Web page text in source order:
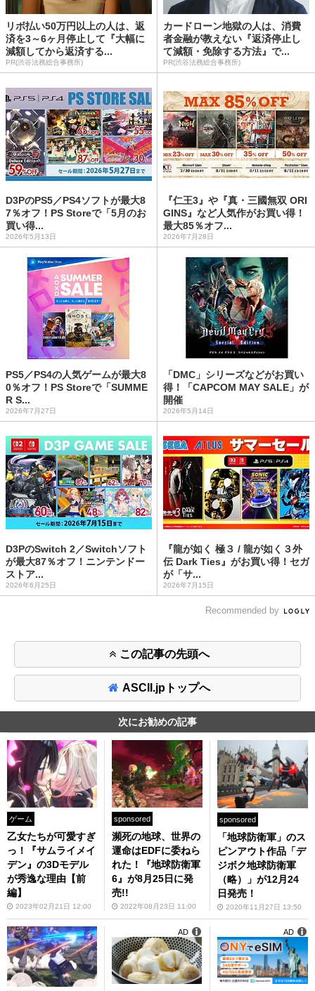
リボ払い50万円以上の人は、返
済を3～6ヶ月停止して『大幅に
減額してから返済する...
PR(渋谷法務総合事務所)
カードローン地獄の人は、消費
者金融が教えない『返済停止し
て減額・免除する方法』で...
PR(渋谷法務総合事務所)
D3PのPS5／PS4ソフトが最大8
7％オフ！PS Storeで「5月のお
買い得...
2026年5月13日
『仁王3』や『真・三國無双 ORI
GINS』など人気作がお買い得！
最大85％オフ...
2026年7月28日
PS5／PS4の人気ゲームが最大8
0％オフ！PS Storeで「SUMME
R S...
2026年7月27日
「DMC」シリーズなどがお買い
得！「CAPCOM MAY SALE」が
開催
2026年5月14日
D3PのSwitch 2／Switchソフト
が最大87％オフ！ニンテンドー
ストア...
2026年6月25日
『龍が如く 極３ / 龍が如く３外
伝 Dark Ties』がお買い得！セガ
が「サ...
2026年7月15日
Recommended by
この記事の先頭へ
ASCII.jpトップへ
次にお勧めの記事
ゲーム
乙女たちが可愛すぎ
っ！『サムライメイ
デン』の3Dモデル
が秀逸な理由【前
編】
2023年02月21日 12:00
sponsored
瀕死の地球、世界の
運命はEDFに委ねら
れた！『地球防衛軍
6』が8月25日に発
売!!
2022年08月23日 11:00
sponsored
「地球防衛軍」のス
ピンアウト作品「デ
ジボク地球防衛軍
（略）」が12月24
日発売！
2020年11月27日 13:50
AD AD